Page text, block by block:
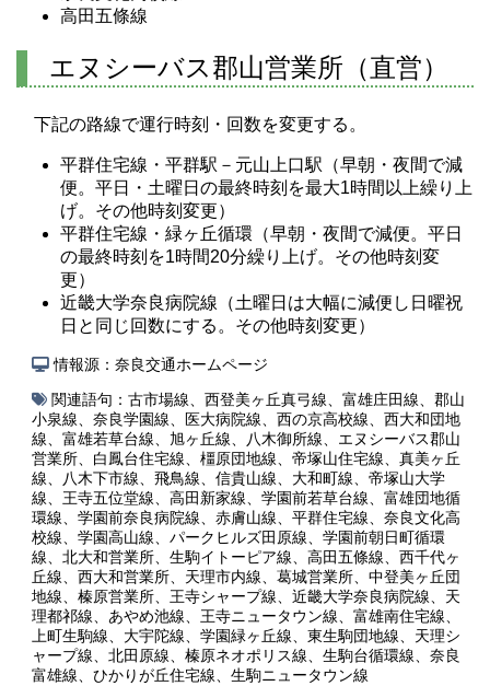
高田五條線
エヌシーバス郡山営業所（直営）
下記の路線で運行時刻・回数を変更する。
平群住宅線・平群駅－元山上口駅（早朝・夜間で減
便。平日・土曜日の最終時刻を最大1時間以上繰り上
げ。その他時刻変更）
平群住宅線・緑ヶ丘循環（早朝・夜間で減便。平日
の最終時刻を1時間20分繰り上げ。その他時刻変
更）
近畿大学奈良病院線（土曜日は大幅に減便し日曜祝
日と同じ回数にする。その他時刻変更）
情報源：奈良交通ホームページ
関連語句： 古市場線、 西登美ヶ丘真弓線、 富雄庄田線、 郡山
小泉線、 奈良学園線、 医大病院線、 西の京高校線、 西大和団地
線、 富雄若草台線、 旭ヶ丘線、 八木御所線、 エヌシーバス郡山
営業所、 白鳳台住宅線、 橿原団地線、 帝塚山住宅線、 真美ヶ丘
線、 八木下市線、 飛鳥線、 信貴山線、 大和町線、 帝塚山大学
線、 王寺五位堂線、 高田新家線、 学園前若草台線、 富雄団地循
環線、 学園前奈良病院線、 赤膚山線、 平群住宅線、 奈良文化高
校線、 学園高山線、 パークヒルズ田原線、 学園前朝日町循環
線、 北大和営業所、 生駒イトーピア線、 高田五條線、 西千代ヶ
丘線、 西大和営業所、 天理市内線、 葛城営業所、 中登美ヶ丘団
地線、 榛原営業所、 王寺シャープ線、 近畿大学奈良病院線、 天
理都祁線、 あやめ池線、 王寺ニュータウン線、 富雄南住宅線、
上町生駒線、 大宇陀線、 学園緑ヶ丘線、 東生駒団地線、 天理シ
ャープ線、 北田原線、 榛原ネオポリス線、 生駒台循環線、 奈良
富雄線、 ひかりが丘住宅線、 生駒ニュータウン線